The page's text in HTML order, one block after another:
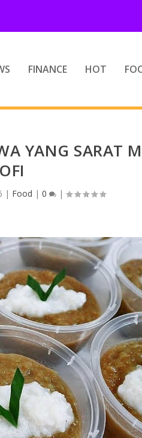
FINANCE HOT
YANG SARAT
| Food | 0 |